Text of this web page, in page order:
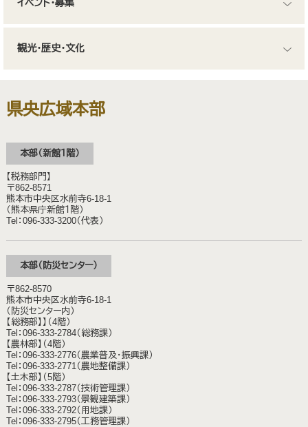
イベント・募集
観光・歴史・文化
県央広域本部
本部（新館１階）
【税務部門】
〒862-8571
熊本市中央区水前寺6-18-1
（熊本県庁新館１階）
Tel：096-333-3200（代表）
本部（防災センター）
〒862-8570
熊本市中央区水前寺6-18-1
（防災センター内）
【総務部】】（4階）
Tel：096-333-2784（総務課）
【農林部】（4階）
Tel：096-333-2776（農業普及・振興課）
Tel：096-333-2771（農地整備課）
【土木部】（5階）
Tel：096-333-2787（技術管理課）
Tel：096-333-2793（景観建築課）
Tel：096-333-2792（用地課）
Tel：096-333-2795（工務管理課）